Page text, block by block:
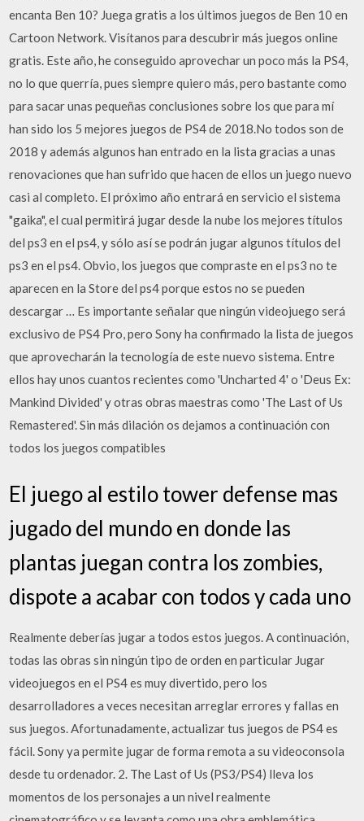
encanta Ben 10? Juega gratis a los últimos juegos de Ben 10 en
Cartoon Network. Visítanos para descubrir más juegos online
gratis. Este año, he conseguido aprovechar un poco más la PS4,
no lo que querría, pues siempre quiero más, pero bastante como
para sacar unas pequeñas conclusiones sobre los que para mí
han sido los 5 mejores juegos de PS4 de 2018.No todos son de
2018 y además algunos han entrado en la lista gracias a unas
renovaciones que han sufrido que hacen de ellos un juego nuevo
casi al completo. El próximo año entrará en servicio el sistema
"gaika", el cual permitirá jugar desde la nube los mejores títulos
del ps3 en el ps4, y sólo así se podrán jugar algunos títulos del
ps3 en el ps4. Obvio, los juegos que compraste en el ps3 no te
aparecen en la Store del ps4 porque estos no se pueden
descargar … Es importante señalar que ningún videojuego será
exclusivo de PS4 Pro, pero Sony ha confirmado la lista de juegos
que aprovecharán la tecnología de este nuevo sistema. Entre
ellos hay unos cuantos recientes como 'Uncharted 4' o 'Deus Ex:
Mankind Divided' y otras obras maestras como 'The Last of Us
Remastered'. Sin más dilación os dejamos a continuación con
todos los juegos compatibles
El juego al estilo tower defense mas
jugado del mundo en donde las
plantas juegan contra los zombies,
dispote a acabar con todos y cada uno
Realmente deberías jugar a todos estos juegos. A continuación,
todas las obras sin ningún tipo de orden en particular Jugar
videojuegos en el PS4 es muy divertido, pero los
desarrolladores a veces necesitan arreglar errores y fallas en
sus juegos. Afortunadamente, actualizar tus juegos de PS4 es
fácil. Sony ya permite jugar de forma remota a su videoconsola
desde tu ordenador. 2. The Last of Us (PS3/PS4) lleva los
momentos de los personajes a un nivel realmente